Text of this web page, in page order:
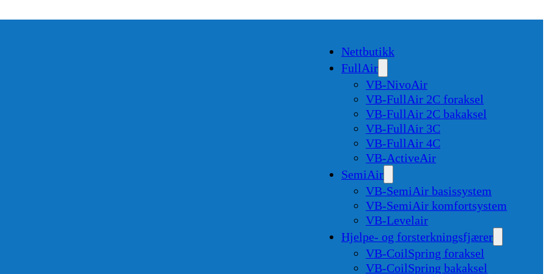
Nettbutikk
FullAir
VB-NivoAir
VB-FullAir 2C foraksel
VB-FullAir 2C bakaksel
VB-FullAir 3C
VB-FullAir 4C
VB-ActiveAir
SemiAir
VB-SemiAir basissystem
VB-SemiAir komfortsystem
VB-Levelair
Hjelpe- og forsterkningsfjærer
VB-CoilSpring foraksel
VB-CoilSpring bakaksel